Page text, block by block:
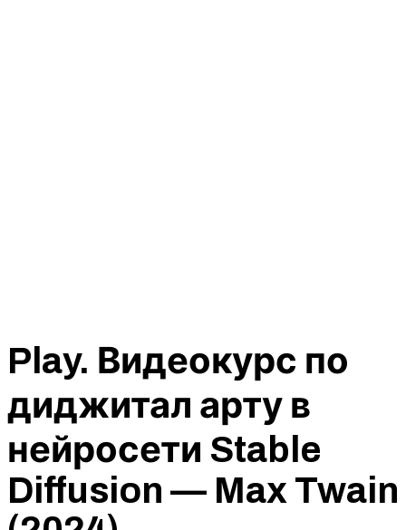
Play. Видеокурс по
диджитал арту в
нейросети Stable
Diffusion — Max Twain